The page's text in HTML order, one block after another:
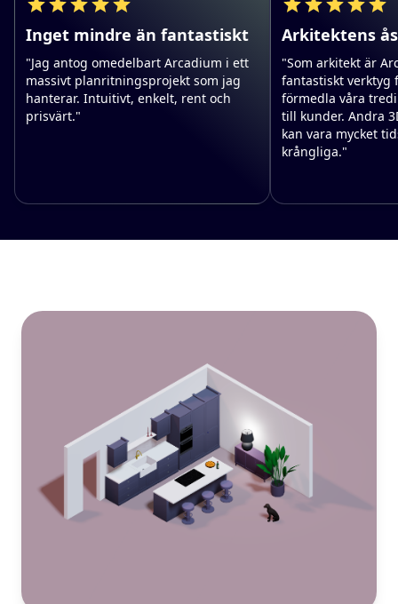
Inget mindre än fantastiskt
"Jag antog omedelbart Arcadium i ett
massivt planritningsprojekt som jag
hanterar. Intuitivt, enkelt, rent och
prisvärt."
Arkitektens
"Som arkitekt är
fantastiskt verktyg
förmedla våra
till kunder. Andra
kan vara mycket
krångliga."